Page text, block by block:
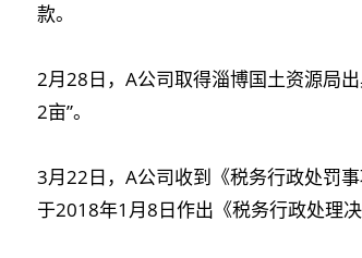
款。
2月28日，A公司取得淄博国土资源局
2亩”。
3月22日，A公司收到《税务行政处罚
于2018年1月8日作出《税务行政处理